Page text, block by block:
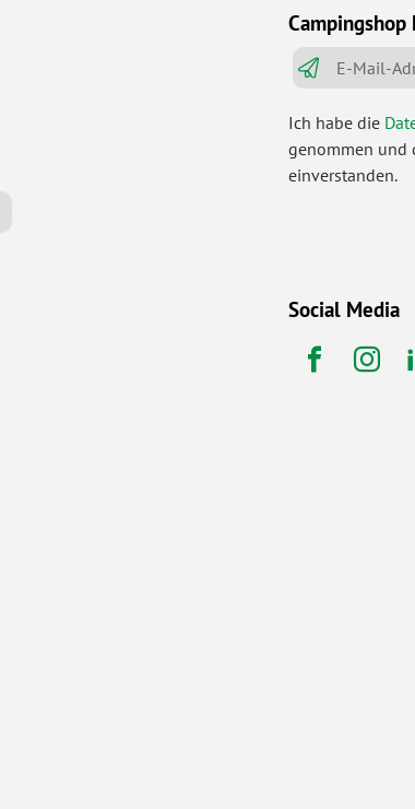
Ich habe die
genommen und
einverstanden.
Social Media